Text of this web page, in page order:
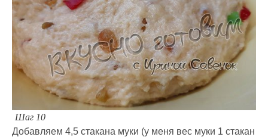
Шаг 10
Добавляем 4,5 стакана муки (у меня вес муки 1 стакан